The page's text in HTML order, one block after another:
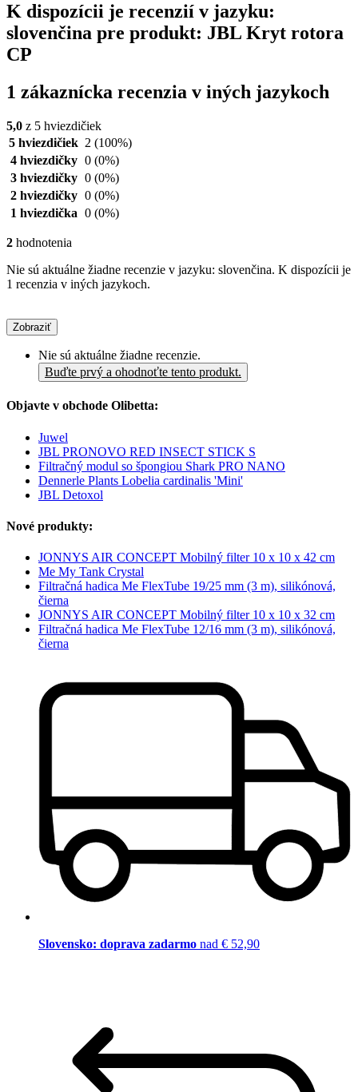
K dispozícii je recenzií v jazyku:
slovenčina pre produkt: JBL Kryt rotora
CP
1 zákaznícka recenzia v iných jazykoch
5,0 z 5 hviezdičiek
5 hviezdičiek 2 (100%)
4 hviezdičky 0 (0%)
3 hviezdičky 0 (0%)
2 hviezdičky 0 (0%)
1 hviezdička 0 (0%)
2 hodnotenia
Nie sú aktuálne žiadne recenzie v jazyku: slovenčina. K dispozícii je
1 recenzia v iných jazykoch.
Zobraziť
Nie sú aktuálne žiadne recenzie.
Buďte prvý a ohodnoťte tento produkt.
Objavte v obchode Olibetta:
Juwel
JBL PRONOVO RED INSECT STICK S
Filtračný modul so špongiou Shark PRO NANO
Dennerle Plants Lobelia cardinalis 'Mini'
JBL Detoxol
Nové produkty:
JONNYS AIR CONCEPT Mobilný filter 10 x 10 x 42 cm
Me My Tank Crystal
Filtračná hadica Me FlexTube 19/25 mm (3 m), silikónová,
čierna
JONNYS AIR CONCEPT Mobilný filter 10 x 10 x 32 cm
Filtračná hadica Me FlexTube 12/16 mm (3 m), silikónová,
čierna
Slovensko: doprava zadarmo nad € 52,90